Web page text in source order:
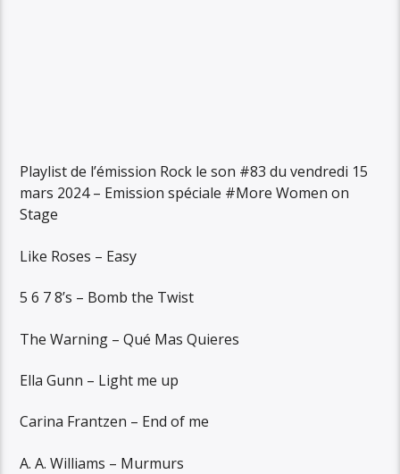
Playlist de l’émission Rock le son #83 du vendredi 15
mars 2024 – Emission spéciale #More Women on
Stage
Like Roses – Easy
5 6 7 8’s – Bomb the Twist
The Warning – Qué Mas Quieres
Ella Gunn – Light me up
Carina Frantzen – End of me
A. A. Williams – Murmurs